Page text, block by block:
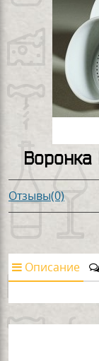
Отзывы(0)
Описание